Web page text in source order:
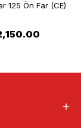
125 Ön Far (CE)